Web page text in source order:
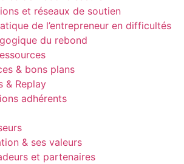
et réseaux de soutien
de l’entrepreneur en difficultés
du rebond
& bons plans
& Replay
adhérents
& ses valeurs
et partenaires